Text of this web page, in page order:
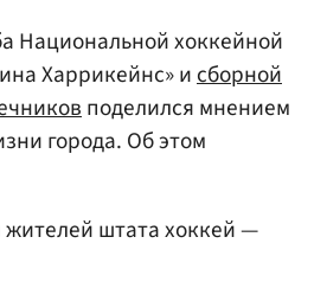
Национальной хоккейной
Харрикейнс» исборной
поделился мнением
города. Об этом
жителей штата хоккей —